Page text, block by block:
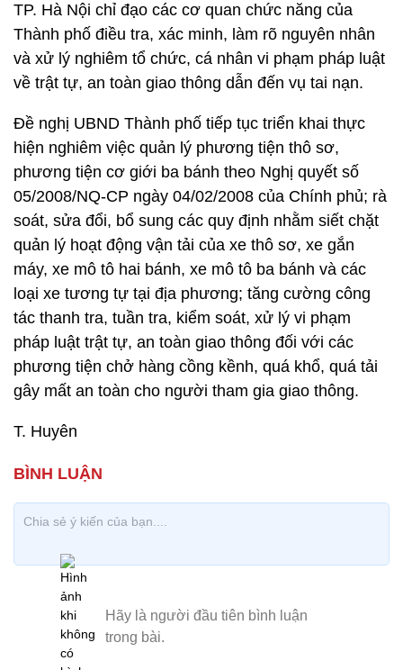
TP. Hà Nội chỉ đạo các cơ quan chức năng của
Thành phố điều tra, xác minh, làm rõ nguyên nhân
và xử lý nghiêm tổ chức, cá nhân vi phạm pháp luật
về trật tự, an toàn giao thông dẫn đến vụ tai nạn.
Đề nghị UBND Thành phố tiếp tục triển khai thực
hiện nghiêm việc quản lý phương tiện thô sơ,
phương tiện cơ giới ba bánh theo Nghị quyết số
05/2008/NQ-CP ngày 04/02/2008 của Chính phủ; rà
soát, sửa đổi, bổ sung các quy định nhằm siết chặt
quản lý hoạt động vận tải của xe thô sơ, xe gắn
máy, xe mô tô hai bánh, xe mô tô ba bánh và các
loại xe tương tự tại địa phương; tăng cường công
tác thanh tra, tuần tra, kiểm soát, xử lý vi phạm
pháp luật trật tự, an toàn giao thông đối với các
phương tiện chở hàng cồng kềnh, quá khổ, quá tải
gây mất an toàn cho người tham gia giao thông.
T. Huyên